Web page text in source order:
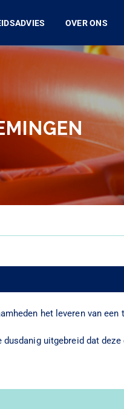
OVER ONS
het leveren van
dusdanig uitgebreid dat